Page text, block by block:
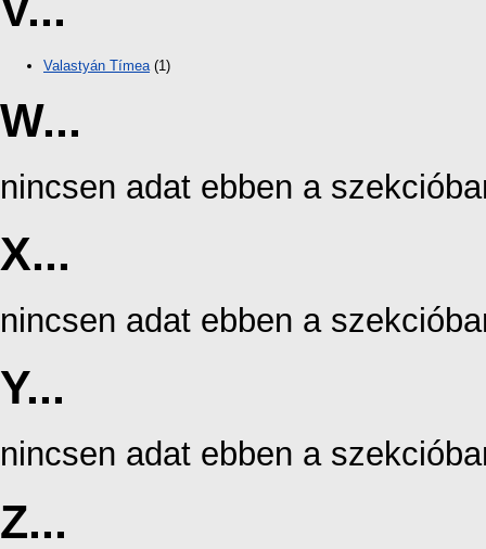
Valastyán Tímea (1)
W...
nincsen adat ebben a
X...
nincsen adat ebben a
Y...
nincsen adat ebben a
Z...